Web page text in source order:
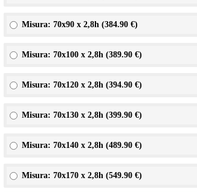
Misura: 70x90 x 2,8h (384.90 €)
Misura: 70x100 x 2,8h (389.90 €)
Misura: 70x120 x 2,8h (394.90 €)
Misura: 70x130 x 2,8h (399.90 €)
Misura: 70x140 x 2,8h (489.90 €)
Misura: 70x170 x 2,8h (549.90 €)